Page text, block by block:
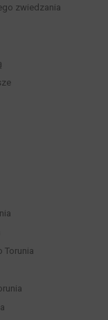
zwiedzania
Torunia